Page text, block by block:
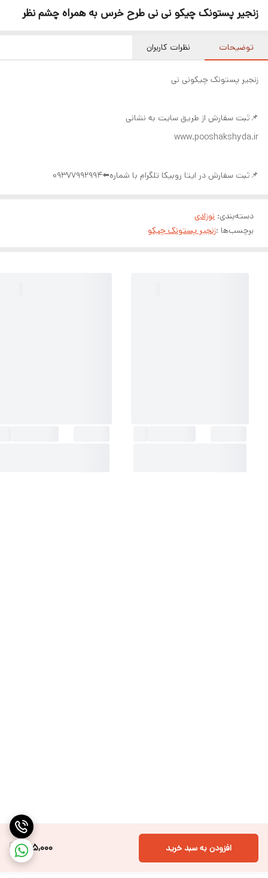
زنجیر پستونک چیکو نی نی طرح خرس به همراه چشم نظر
275,000 افزودن به سبد خرید
توضیحات نظرات کاربران
زنجیر پستونک چیکونی نی
📌ثبت سفارش از طریق سایت به نشانی
www.pooshakshyda.ir
📌ثبت سفارش در ایتا روبیکا تلگرام با شماره⬅️09377992994
دسته‌بندی: نوزادی
برچسب‌ها :زنجیر پستونک چیکو